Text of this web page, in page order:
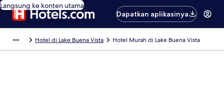
Langsung ke konten utama
Dapatkan aplikasinya
Hotel di Lake Buena Vista Hotel Murah di Lake Buena Vista